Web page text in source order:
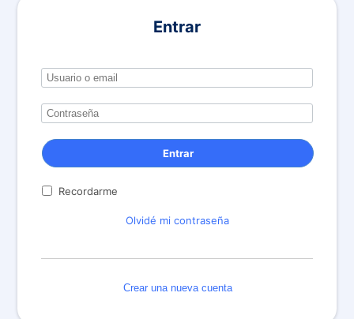
Entrar
Entrar
Recordarme
Olvidé mi contraseña